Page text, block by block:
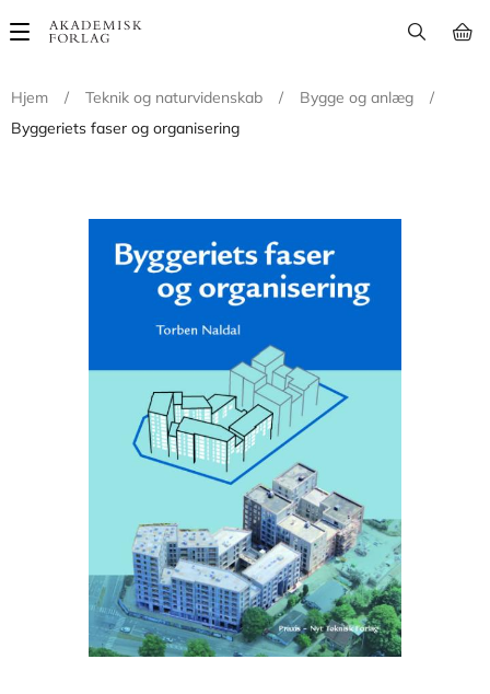
Main
Hjem
/ Teknik og naturvidenskab / Bygge og anlæg
/
Byggeriets faser og organisering